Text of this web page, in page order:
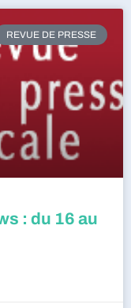
REVUE DE PRESSE
: du 16 au